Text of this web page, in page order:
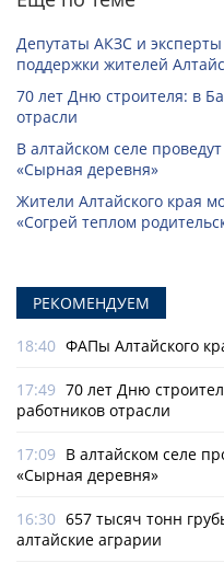
Депутаты АКЗС и
поддержки жителей
70 лет Дню строителя: в
отрасли
В алтайском селе
«Сырная деревня»
Жители Алтайского края
«Согрей теплом
РЕКОМЕНДУЕМ
18:40 ФАПы Алтайского
17:49 70 лет Дню
работников отрасли
17:09 В алтайском селе
«Сырная деревня»
16:30 657 тысяч тонн
алтайские аграрии